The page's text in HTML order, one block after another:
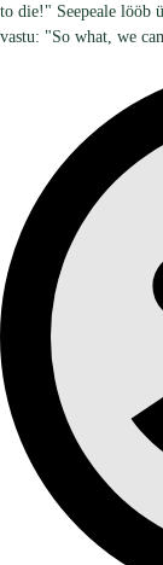
to die!" Seepeale lööb
vastu: "So what, we